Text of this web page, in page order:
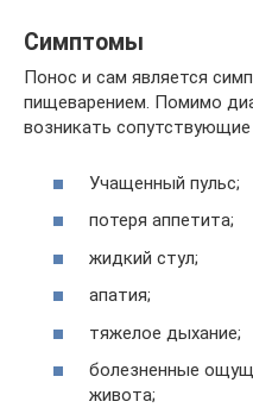
Симптомы
Понос и сам является
пищеварением. Помимо
возникать
Учащенный пульс;
потеря аппетита;
жидкий стул;
апатия;
тяжелое дыхание;
болезненные
живота;